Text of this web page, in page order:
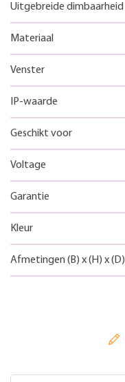
Uitgebreide dimbaarheid
Materiaal
Venster
IP-waarde
Geschikt voor
Voltage
Garantie
Kleur
Afmetingen (B) x(H) x(D)